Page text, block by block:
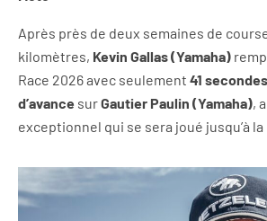
Après près de deux semaines de
kilomètres, Kevin Gallas (Yamaha)
Race 2026 avec seulement 41 secondes
d’avance surGautier Paulin (Yamaha),
exceptionnel qui se sera joué jusqu’à